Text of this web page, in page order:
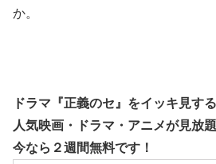
か。
ドラマ『正義のセ』をイッキ見す
人気映画・ドラマ・アニメが見放題
今なら２週間無料です！